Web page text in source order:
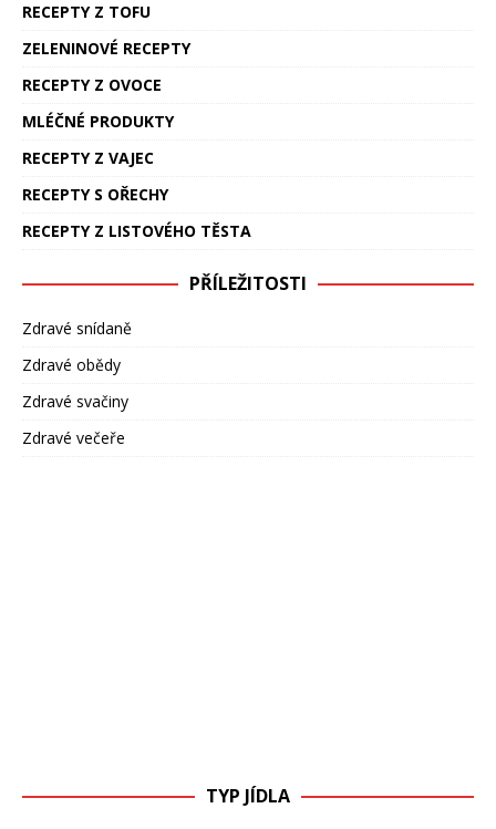
RECEPTY Z TOFU
ZELENINOVÉ RECEPTY
RECEPTY Z OVOCE
MLÉČNÉ PRODUKTY
RECEPTY Z VAJEC
RECEPTY S OŘECHY
RECEPTY Z LISTOVÉHO TĚSTA
PŘÍLEŽITOSTI
Zdravé snídaně
Zdravé obědy
Zdravé svačiny
Zdravé večeře
TYP JÍDLA